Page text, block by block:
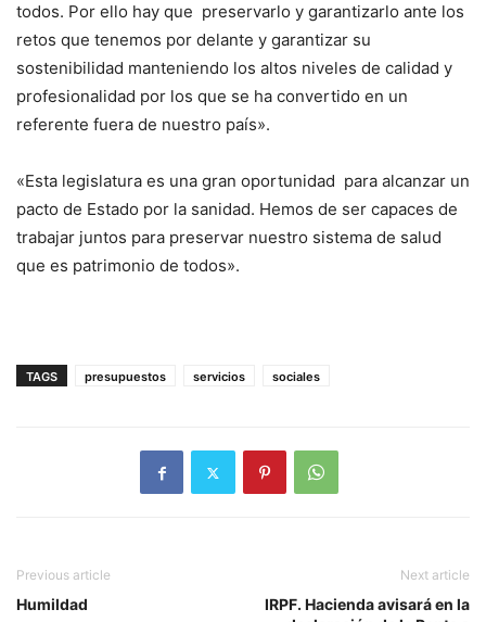
todos. Por ello hay que preservarlo y garantizarlo ante los
retos que tenemos por delante y garantizar su
sostenibilidad manteniendo los altos niveles de calidad y
profesionalidad por los que se ha convertido en un
referente fuera de nuestro país».
«Esta legislatura es una gran oportunidad para alcanzar un
pacto de Estado por la sanidad. Hemos de ser capaces de
trabajar juntos para preservar nuestro sistema de salud
que es patrimonio de todos».
TAGS presupuestos servicios sociales
Previous article
Humildad
Next article
IRPF. Hacienda avisará en la